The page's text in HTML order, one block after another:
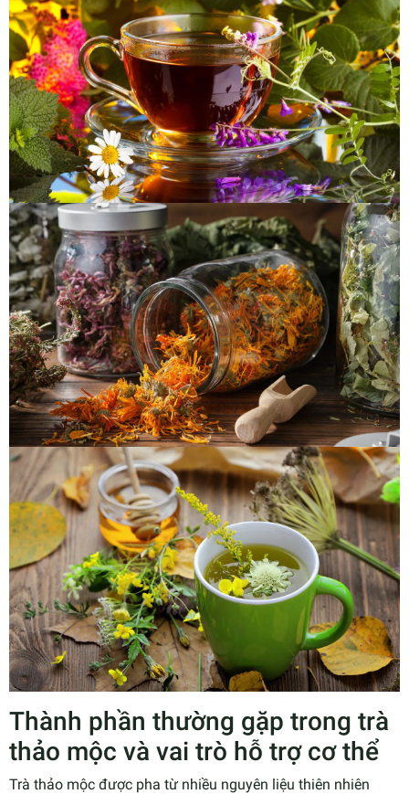
Thành phần thường gặp trong trà
thảo mộc và vai trò hỗ trợ cơ thể
Trà thảo mộc được pha từ nhiều nguyên liệu thiên nhiên